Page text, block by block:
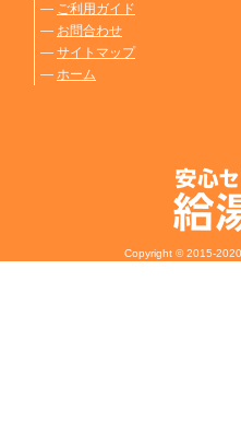
― ご利用ガイド
― お問合わせ
― サイトマップ
― ホーム
Copyright © 2015-